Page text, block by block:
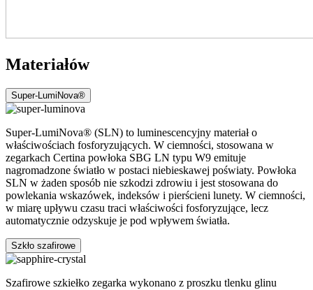
Materiałów
Super-LumiNova®
Super-LumiNova® (SLN) to luminescencyjny materiał o
właściwościach fosforyzujących. W ciemności, stosowana w
zegarkach Certina powłoka SBG LN typu W9 emituje
nagromadzone światło w postaci niebieskawej poświaty. Powłoka
SLN w żaden sposób nie szkodzi zdrowiu i jest stosowana do
powlekania wskazówek, indeksów i pierścieni lunety. W ciemności,
w miarę upływu czasu traci właściwości fosforyzujące, lecz
automatycznie odzyskuje je pod wpływem światła.
Szkło szafirowe
Szafirowe szkiełko zegarka wykonano z proszku tlenku glinu